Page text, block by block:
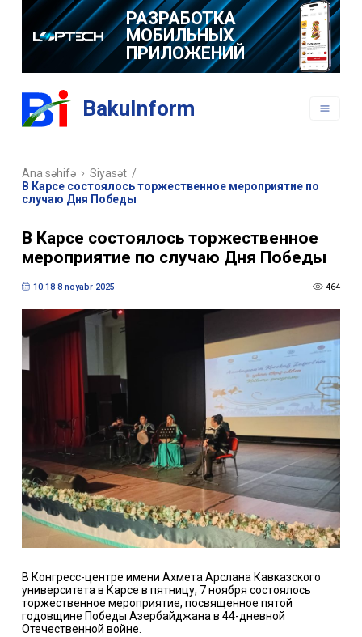
РАЗРАБОТКА
МОБИЛЬНЫХ
ПРИЛОЖЕНИЙ
BakuInform
Ana səhifə Siyasət /
В Карсе состоялось торжественное мероприятие по
случаю Дня Победы
В Карсе состоялось торжественное
мероприятие по случаю Дня Победы
10:18 8 noyabr 2025 464
В Конгресс-центре имени Ахмета Арслана Кавказского
университета в Карсе в пятницу, 7 ноября состоялось
торжественное мероприятие, посвященное пятой
годовщине Победы Азербайджана в 44-дневной
Отечественной войне.